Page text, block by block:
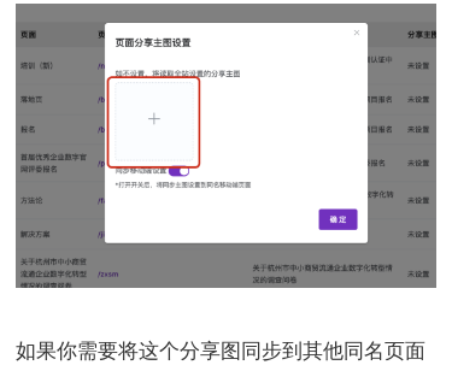
如果你需要将这个分享图同步到其他同名页面